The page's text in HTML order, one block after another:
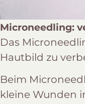
Microneedling:
Das
Hautbild zu
Beim
kleine Wunden